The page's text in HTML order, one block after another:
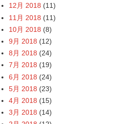
12月 2018 (11)
11月 2018 (11)
10月 2018 (8)
9月 2018 (12)
8月 2018 (24)
7月 2018 (19)
6月 2018 (24)
5月 2018 (23)
4月 2018 (15)
3月 2018 (14)